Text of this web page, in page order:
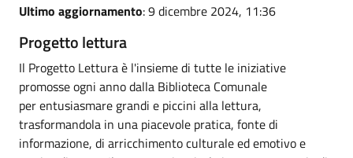
Ultimo aggiornamento: 9 dicembre 2024, 11:36
Progetto lettura
Il Progetto Lettura è l'insieme di tutte le iniziative
promosse ogni anno dalla Biblioteca Comunale
per entusiasmare grandi e piccini alla lettura,
trasformandola in una piacevole pratica, fonte di
informazione, di arricchimento culturale ed emotivo e